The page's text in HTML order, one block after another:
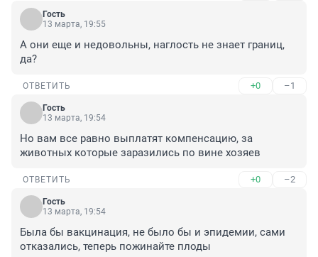
Гость
13 марта, 19:55
А они еще и недовольны, наглость не знает границ,
да?
ОТВЕТИТЬ +0 –1
Гость
13 марта, 19:54
Но вам все равно выплатят компенсацию, за
животных которые заразились по вине хозяев
ОТВЕТИТЬ +0 –2
Гость
13 марта, 19:54
Была бы вакцинация, не было бы и эпидемии, сами
отказались, теперь пожинайте плоды